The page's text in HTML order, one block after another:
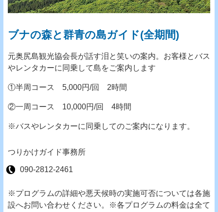
ブナの森と群青の島ガイド(全期間)
元奥尻島観光協会長が話す泪と笑いの案内。お客様とバス
やレンタカーに同乗して島をご案内します
①半周コース 5,000円/回 2時間
②一周コース 10,000円/回 4時間
※バスやレンタカーに同乗してのご案内になります。
つりかけガイド事務所
090-2812-2461
※プログラムの詳細や悪天候時の実施可否については各施
設へお問い合わせください。※各プログラムの料金は全て